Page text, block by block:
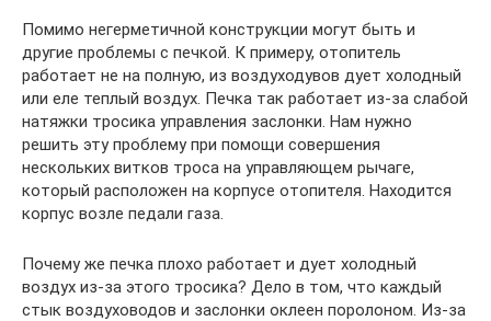
Помимо негерметичной конструкции могут быть и
другие проблемы с печкой. К примеру, отопитель
работает не на полную, из воздуходувов дует холодный
или еле теплый воздух. Печка так работает из-за слабой
натяжки тросика управления заслонки. Нам нужно
решить эту проблему при помощи совершения
нескольких витков троса на управляющем рычаге,
который расположен на корпусе отопителя. Находится
корпус возле педали газа.
Почему же печка плохо работает и дует холодный
воздух из-за этого тросика? Дело в том, что каждый
стык воздуховодов и заслонки оклеен поролоном. Из-за